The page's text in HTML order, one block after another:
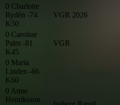
0 Charlotte
Rydén -74
K50
VGR 2026
0 Caroline
Palm -81
K45
VGR
0 Maria
Linden -66
K60
0 Anne
Henriksson